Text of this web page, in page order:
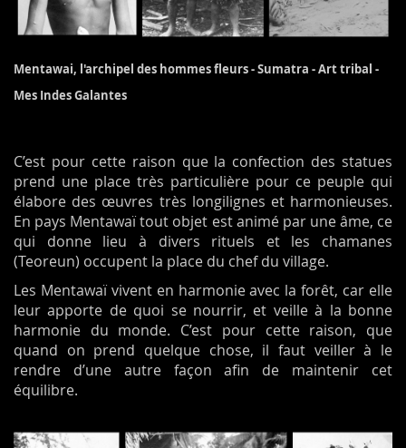
Mentawai, l'archipel des hommes fleurs -Sumatra - Art tribal -
Mes Indes Galantes
C’est pour cette raison que la confection des statues
prend une place très particulière pour ce peuple qui
élabore des œuvres très longilignes et harmonieuses.
En pays Mentawaï tout objet est animé par une âme, ce
qui donne lieu à divers rituels et les chamanes
(Teoreun) occupent la place du chef du village.
Les Mentawaï vivent en harmonie avec la forêt, car elle
leur apporte de quoi se nourrir, et veille à la bonne
harmonie du monde. C’est pour cette raison, que
quand on prend quelque chose, il faut veiller à le
rendre d’une autre façon afin de maintenir cet
équilibre.